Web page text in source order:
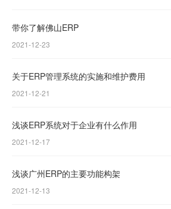
带你了解佛山ERP
2021-12-23
关于ERP管理系统的实施和维护费用
2021-12-21
浅谈ERP系统对于企业有什么作用
2021-12-17
浅谈广州ERP的主要功能构架
2021-12-13
4155
1237-
售后服务热线：